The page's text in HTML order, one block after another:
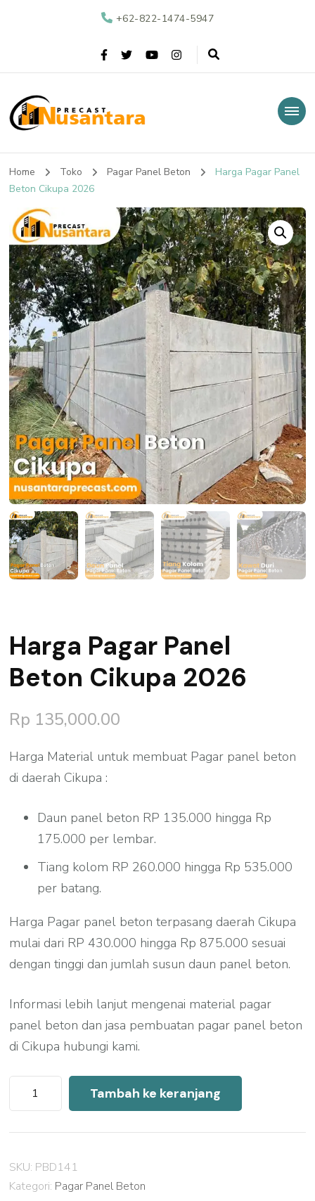
+62-822-1474-5947
Nusantara Precast
Home Toko Pagar Panel Beton
Harga Pagar Panel
Beton Cikupa 2026
Harga Pagar Panel
Beton Cikupa 2026
Rp 135,000.00
Harga Material untuk membuat Pagar panel beton
di daerah Cikupa :
Daun panel beton RP 135.000 hingga Rp
175.000 per lembar.
Tiang kolom RP 260.000 hingga Rp 535.000
per batang.
Harga Pagar panel beton terpasang daerah Cikupa
mulai dari RP 430.000 hingga Rp 875.000 sesuai
dengan tinggi dan jumlah susun daun panel beton.
Informasi lebih lanjut mengenai material pagar
panel beton dan jasa pembuatan pagar panel beton
di Cikupa hubungi kami.
Kuantitas
Harga
Pagar
Beton
Cikupa
Tambah ke keranjang
SKU: PBD141
Kategori: Pagar Panel Beton